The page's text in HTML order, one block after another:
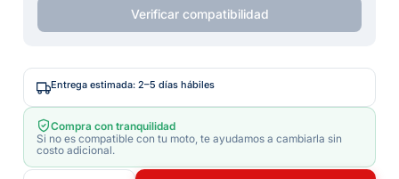
Verificar compatibilidad
Entrega estimada: 2–5 días hábiles
Compra con tranquilidad
Si no es compatible con tu moto, te ayudamos a cambiarla sin
costo adicional.